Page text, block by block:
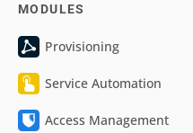
MODULES
Provisioning
Service Automation
Access Management